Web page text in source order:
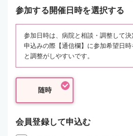
参加する開催日時を選択する
参加日時は、病院と相談・調整して決
申込みの際【通信欄】に参加希望日時
と調整がしやすいです。
随時
会員登録して申込む